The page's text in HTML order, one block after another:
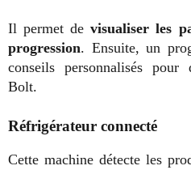
Il permet devisualiser les
progression. Ensuite, un
conseils personnalisés pour
Bolt.
Réfrigérateur connecté
Cette machine détecte les